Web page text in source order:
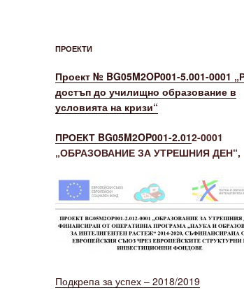
ПРОЕКТИ
Проект № BG05M2OP001-5.001-0001
достъп до училищно образование в
условията на кризи“
ПРОЕКТ BG05M2OP001-2.012-0001
„ОБРАЗОВАНИЕ ЗА УТРЕШНИЯ ДЕН“,
Подкрепа за успех – 2018/2019